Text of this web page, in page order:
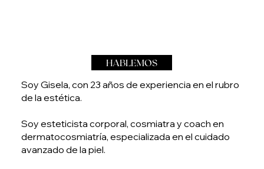
HABLEMOS
Soy Gisela, con 23 años de experiencia en el rubro
de la estética.
Soy esteticista corporal, cosmiatra y coach en
dermatocosmiatría, especializada en el cuidado
avanzado de la piel.